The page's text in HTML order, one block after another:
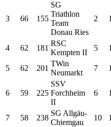
3 66 155
SG
Triathlon
Team
Donau Ries
2
4 62 181
RSC
Kempten II
5
5 62 201
TWin
Neumarkt
7
6 59 225
SSV
Forchheim
II
6
7 58 238
SG Allgäu-
Chiemgau
10